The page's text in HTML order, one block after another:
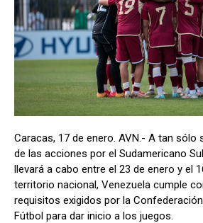
Caracas, 17 de enero. AVN.- A tan sólo
de las acciones por el Sudamericano
llevará a cabo entre el 23 de enero y el
territorio nacional, Venezuela cumple
requisitos exigidos por la
Fútbol para dar inicio a los juegos.